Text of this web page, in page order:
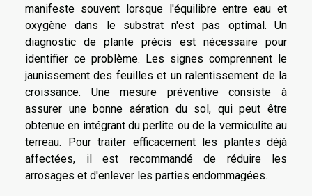
manifeste souvent lorsque l'équilibre entre eau et
oxygène dans le substrat n'est pas optimal. Un
diagnostic de plante précis est nécessaire pour
identifier ce problème. Les signes comprennent le
jaunissement des feuilles et un ralentissement de la
croissance. Une mesure préventive consiste à
assurer une bonne aération du sol, qui peut être
obtenue en intégrant du perlite ou de la vermiculite au
terreau. Pour traiter efficacement les plantes déjà
affectées, il est recommandé de réduire les
arrosages et d'enlever les parties endommagées.